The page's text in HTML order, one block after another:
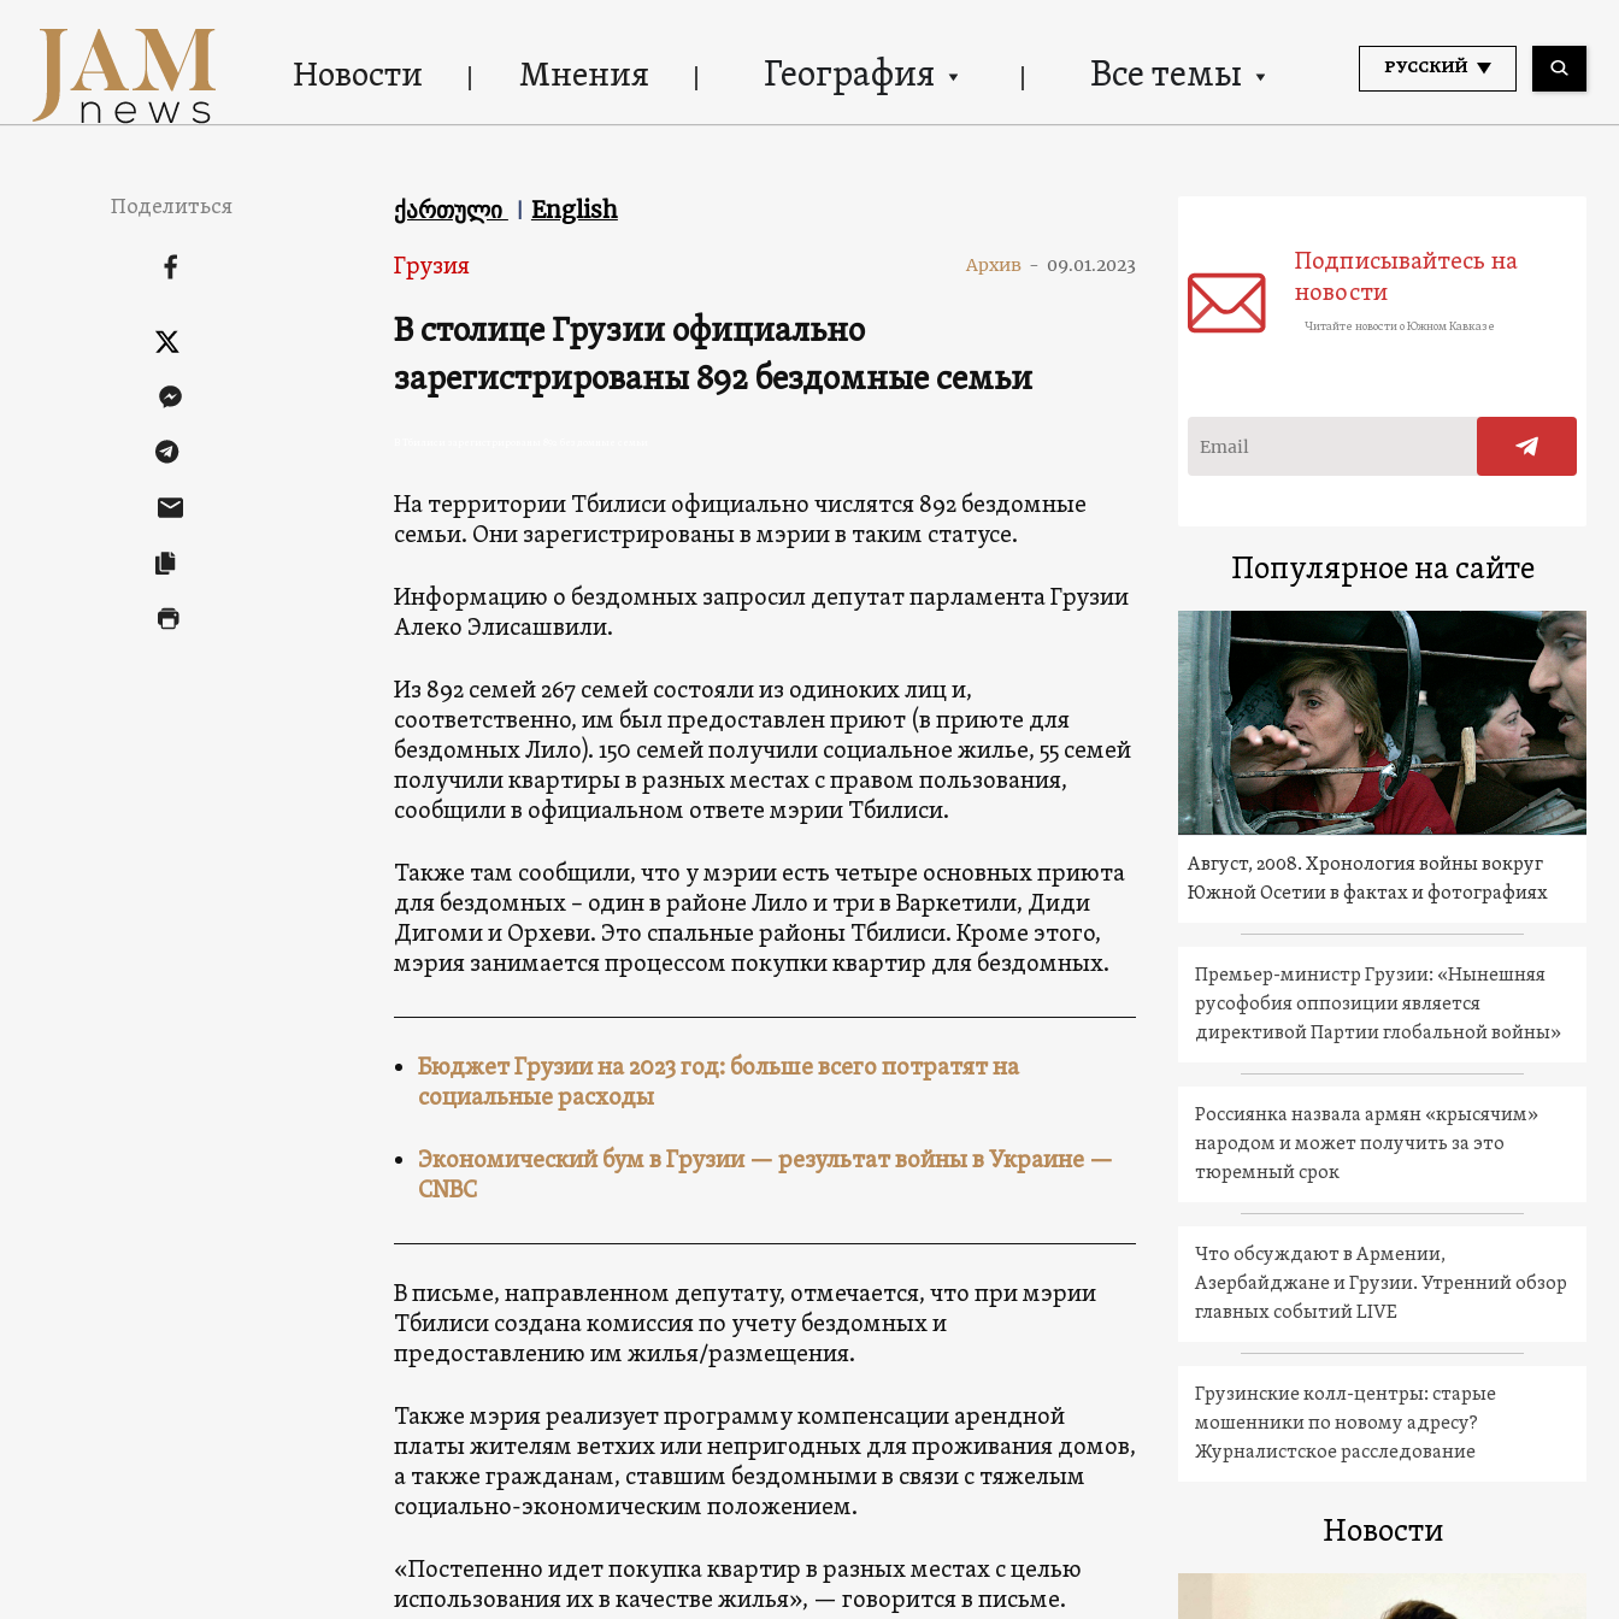
Новости Мнения География Все темы РУССКИЙ
Поделиться ქართული English
Грузия Архив - 09.01.2023
В столице Грузии официально
зарегистрированы 892 бездомные семьи
На территории Тбилиси официально числятся 892 бездомные
семьи. Они зарегистрированы в мэрии в таким статусе.
Информацию о бездомных запросил депутат парламента Грузии
Алеко Элисашвили.
Из 892 семей 267 семей состояли из одиноких лиц и,
соответственно, им был предоставлен приют (в приюте для
бездомных Лило). 150 семей получили социальное жилье, 55 семей
получили квартиры в разных местах с правом пользования,
сообщили в официальном ответе мэрии Тбилиси.
Также там сообщили, что у мэрии есть четыре основных приюта
для бездомных – один в районе Лило и три в Варкетили, Диди
Дигоми и Орхеви. Это спальные районы Тбилиси. Кроме этого,
мэрия занимается процессом покупки квартир для бездомных.
Бюджет Грузии на 2023 год: больше всего потратят на
социальные расходы
Экономический бум в Грузии — результат войны в Украине —
CNBC
В письме, направленном депутату, отмечается, что при мэрии
Тбилиси создана комиссия по учету бездомных и
предоставлению им жилья/размещения.
Также мэрия реализует программу компенсации арендной
платы жителям ветхих или непригодных для проживания домов,
а также гражданам, ставшим бездомными в связи с тяжелым
социально-экономическим положением.
«Постепенно идет покупка квартир в разных местах с целью
использования их в качестве жилья», — говорится в письме.
Подписывайтесь на
новости
Читайте новости о Южном Кавказе
Популярное на сайте
Август, 2008. Хронология войны вокруг
Южной Осетии в фактах и фотографиях
Премьер-министр Грузии: «Нынешняя
русофобия оппозиции является
директивой Партии глобальной войны»
Россиянка назвала армян «крысячим»
народом и может получить за это
тюремный срок
Что обсуждают в Армении,
Азербайджане и Грузии. Утренний обзор
главных событий LIVE
Грузинские колл-центры: старые
мошенники по новому адресу?
Журналистское расследование
Новости